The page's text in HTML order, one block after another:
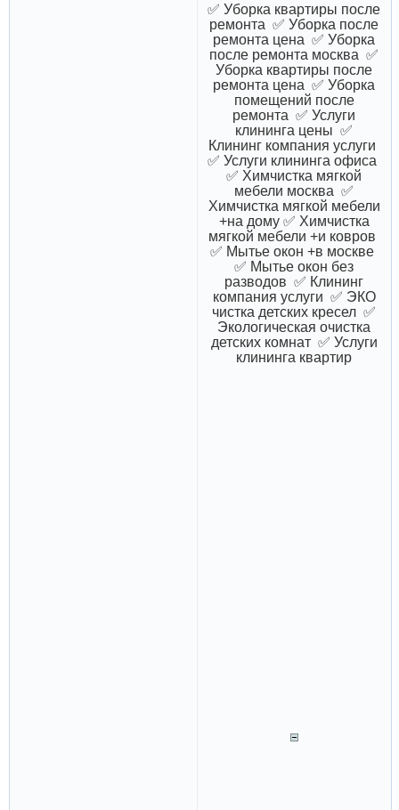
✅ Уборка квартиры после
ремонта ✅ Уборка после
ремонта цена ✅ Уборка
после ремонта москва ✅
Уборка квартиры после
ремонта цена ✅ Уборка
помещений после
ремонта ✅ Услуги
клининга цены ✅
Клининг компания услуги
✅ Услуги клининга офиса
✅ Химчистка мягкой
мебели москва ✅
Химчистка мягкой мебели
+на дому ✅ Химчистка
мягкой мебели +и ковров
✅ Мытье окон +в москве
✅ Мытье окон без
разводов ✅ Клининг
компания услуги ✅ ЭКО
чистка детских кресел ✅
Экологическая очистка
детских комнат ✅ Услуги
клининга квартир